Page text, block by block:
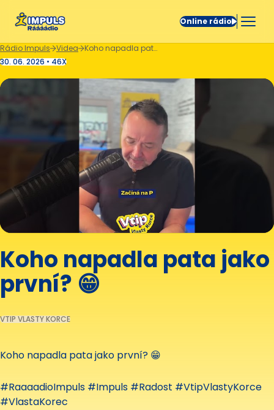
Online rádio
Rádio Impuls Videa
Koho napadla pata jako první? 😁
30. 06. 2026 • 46X
Koho napadla pata jako
první? 😁
VTIP VLASTY KORCE
Koho napadla pata jako první? 😁
#RaaaadioImpuls #Impuls #Radost #VtipVlastyKorce
#VlastaKorec